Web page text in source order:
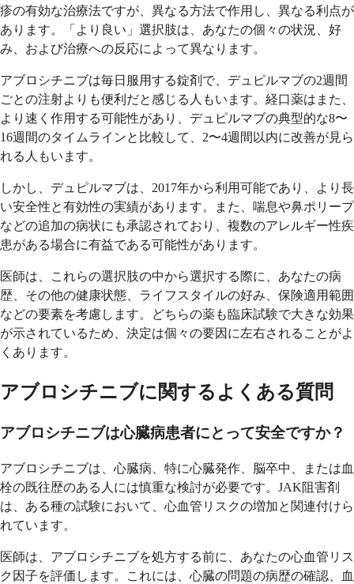
疹の有効な治療法ですが、異なる方法で作用し、異なる利点が
あります。「より良い」選択肢は、あなたの個々の状況、好
み、および治療への反応によって異なります。
アブロシチニブは毎日服用する錠剤で、デュピルマブの2週間
ごとの注射よりも便利だと感じる人もいます。経口薬はまた、
より速く作用する可能性があり、デュピルマブの典型的な8〜
16週間のタイムラインと比較して、2〜4週間以内に改善が見ら
れる人もいます。
しかし、デュピルマブは、2017年から利用可能であり、より長
い安全性と有効性の実績があります。また、喘息や鼻ポリープ
などの追加の病状にも承認されており、複数のアレルギー性疾
患がある場合に有益である可能性があります。
医師は、これらの選択肢の中から選択する際に、あなたの病
歴、その他の健康状態、ライフスタイルの好み、保険適用範囲
などの要素を考慮します。どちらの薬も臨床試験で大きな効果
が示されているため、決定は個々の要因に左右されることがよ
くあります。
アブロシチニブに関するよくある質問
アブロシチニブは心臓病患者にとって安全ですか？
アブロシチニブは、心臓病、特に心臓発作、脳卒中、または血
栓の既往歴のある人には慎重な検討が必要です。JAK阻害剤
は、ある種の試験において、心血管リスクの増加と関連付けら
れています。
医師は、アブロシチニブを処方する前に、あなたの心血管リス
ク因子を評価します。これには、心臓の問題の病歴の確認、血